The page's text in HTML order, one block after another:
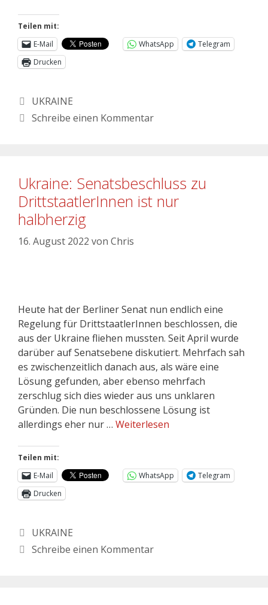
Teilen mit:
E-Mail
WhatsApp
Telegram
Drucken
UKRAINE
Schreibe einen Kommentar
Ukraine: Senatsbeschluss zu
DrittstaatlerInnen ist nur
halbherzig
16. August 2022 von Chris
Heute hat der Berliner Senat nun endlich eine
Regelung für DrittstaatlerInnen beschlossen, die
aus der Ukraine fliehen mussten. Seit April wurde
darüber auf Senatsebene diskutiert. Mehrfach sah
es zwischenzeitlich danach aus, als wäre eine
Lösung gefunden, aber ebenso mehrfach
zerschlug sich dies wieder aus uns unklaren
Gründen. Die nun beschlossene Lösung ist
allerdings eher nur … Weiterlesen
Teilen mit:
E-Mail
WhatsApp
Telegram
Drucken
UKRAINE
Schreibe einen Kommentar